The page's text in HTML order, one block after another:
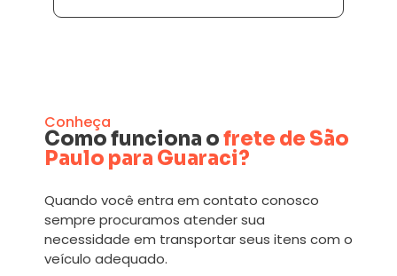
Conheça
Como funciona ofrete de São
Paulo para Guaraci?
Quando você entra em contato conosco
sempre procuramos atender sua
necessidade em transportar seus itens com o
veículo adequado.